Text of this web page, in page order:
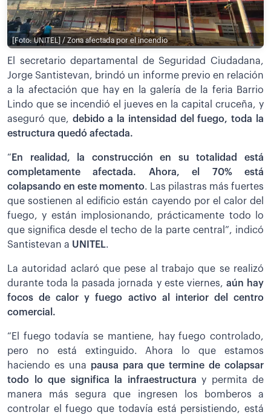
[Foto: UNITEL] / Zona afectada por el incendio
El secretario departamental de Seguridad Ciudadana,
Jorge Santistevan, brindó un informe previo en relación
a la afectación que hay en la galería de la feria Barrio
Lindo que se incendió el jueves en la capital cruceña, y
aseguró que, debido a la intensidad del fuego, toda la
estructura quedó afectada.
“ En realidad, la construcción en su totalidad está
completamente afectada. Ahora, el 70% está
colapsando en este momento. Las pilastras más fuertes
que sostienen al edificio están cayendo por el calor del
fuego, y están implosionando, prácticamente todo lo
que significa desde el techo de la parte central”, indicó
Santistevan a UNITEL.
La autoridad aclaró que pese al trabajo que se realizó
durante toda la pasada jornada y este viernes, aún hay
focos de calor y fuego activo al interior del centro
comercial.
“El fuego todavía se mantiene, hay fuego controlado,
pero no está extinguido. Ahora lo que estamos
haciendo es una pausa para que termine de colapsar
todo lo que significa la infraestructura y permita de
manera más segura que ingresen los bomberos a
controlar el fuego que todavía está persistiendo, está